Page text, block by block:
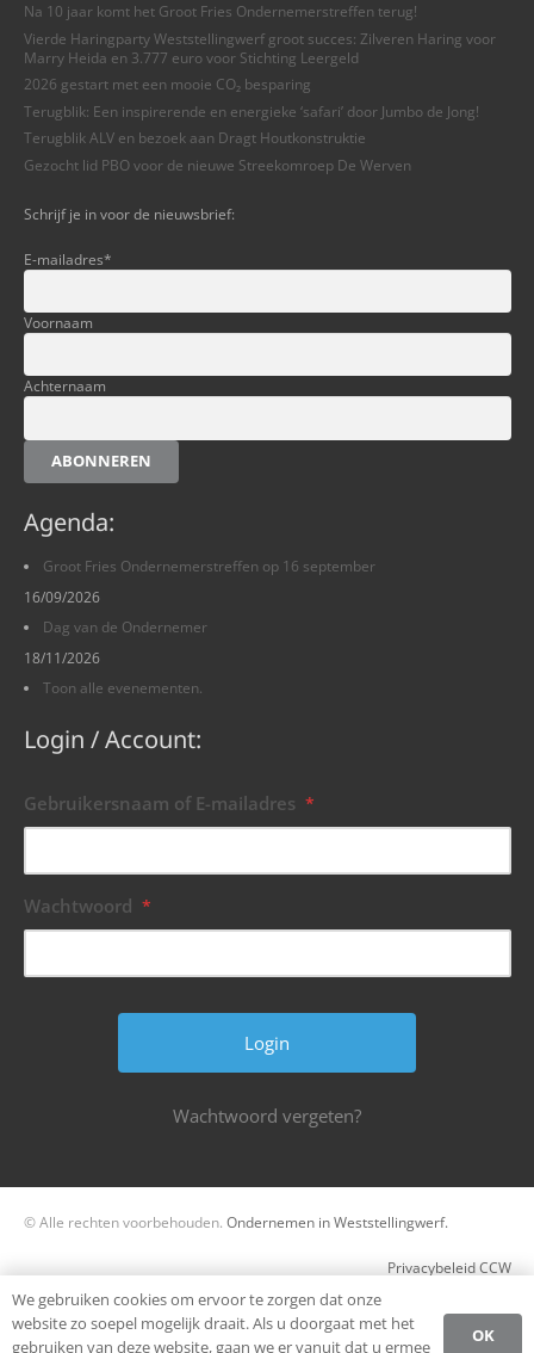
Na 10 jaar komt het Groot Fries Ondernemerstreffen terug!
Vierde Haringparty Weststellingwerf groot succes: Zilveren Haring voor
Marry Heida en 3.777 euro voor Stichting Leergeld
2026 gestart met een mooie CO₂ besparing
Terugblik: Een inspirerende en energieke ‘safari’ door Jumbo de Jong!
Terugblik ALV en bezoek aan Dragt Houtkonstruktie
Gezocht lid PBO voor de nieuwe Streekomroep De Werven
Schrijf je in voor de nieuwsbrief:
E-mailadres*
Voornaam
Achternaam
ABONNEREN
Agenda:
Groot Fries Ondernemerstreffen op 16 september
16/09/2026
Dag van de Ondernemer
18/11/2026
Toon alle evenementen.
Login / Account:
Gebruikersnaam of E-mailadres *
Wachtwoord *
Wachtwoord vergeten?
© Alle rechten voorbehouden. Ondernemen in Weststellingwerf.
Privacybeleid CCW
Register
We gebruiken cookies om ervoor te zorgen dat onze
website zo soepel mogelijk draait. Als u doorgaat met het
gebruiken van deze website, gaan we er vanuit dat u ermee
OK